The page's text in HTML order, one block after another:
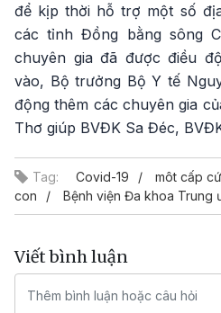
để kịp thời hỗ trợ một số
các tỉnh Đồng bằng sông
chuyên gia đã được điều
vào, Bộ trưởng Bộ Y tế
động thêm các chuyên gia
Thơ giúp BVĐK Sa Đéc,
Tag: Covid-19 môt cấp
con
Bệnh viện Đa khoa Trung
Viết bình luận